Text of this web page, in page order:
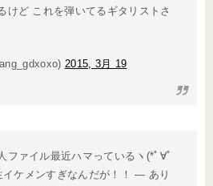
けど これを弾いてるギタリストさ
2015, 3月 19
ファイル最近ハマっているヽ(*ﾟ∀ﾟ
ケメンすぎなんだが！！ — あり